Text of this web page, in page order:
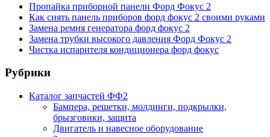
Пропайка приборной панели Форд Фокус 2
Как снять панель приборов форд фокус 2 своими руками
Замена ремня генератора форд фокус 2
Замена трубки высокого давления Форд Фокус 2
Чистка испарителя кондиционера форд фокус
Рубрики
Каталог запчастей ФФ2
Бампера, решетки, молдинги, подкрылки,
брызговики, защита
Двигатель и навесное оборудование